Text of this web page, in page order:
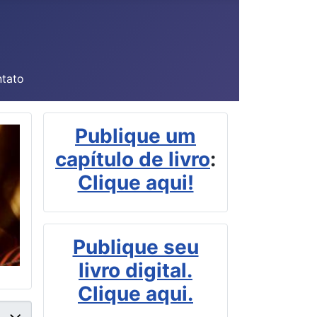
Publique um
capítulo de livro:
Clique aqui!
Publique seu
livro digital.
Clique aqui.